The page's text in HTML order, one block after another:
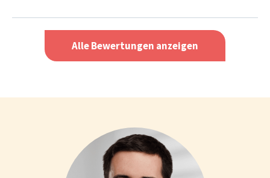
Alle Bewertungen anzeigen